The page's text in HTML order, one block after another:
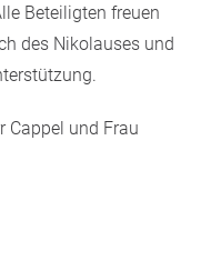
Beteiligten freuen
des Nikolauses und
Cappel und Frau